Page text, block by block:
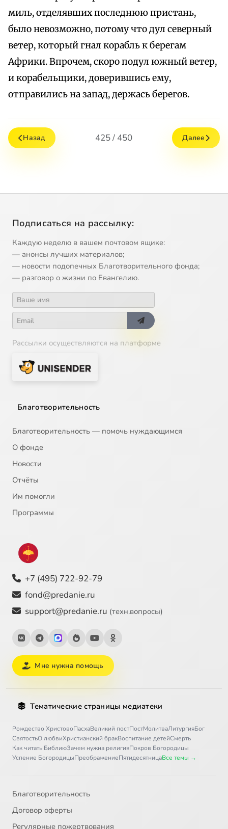
миль, отделявших последнюю пристань,
было невозможно, потому что дул северный
ветер, который гнал корабль к берегам
Африки. Впрочем, скоро подул южный ветер,
и корабельщики, доверившись ему,
отправились на запад, держась берегов.
Назад 425 / 450 Далее
Подписаться на рассылку:
Каждую неделю в вашем почтовом ящике:
— анонсы лучших материалов;
— новости подопечных Благотворительного фонда;
— разговор о жизни по Евангелию.
Рассылки осуществляются на платформе
Благотворительность
Благотворительность — помочь нуждающимся
О фонде
Новости
Отчёты
Им помогли
Программы
+7 (495) 722-92-79
fond@predanie.ru
support@predanie.ru (техн.вопросы)
Мне нужна помощь
Тематические страницы медиатеки
Рождество ХристовоПасхаВеликий постПостМолитваЛитургияБог
СвятостьО любвиХристианский бракВоспитание детейСмерть
Как читать БиблиюЗачем нужна религияПокров Богородицы
Успение БогородицыПреображениеПятидесятницаВсе темы →
Благотворительность
Договор оферты
Регулярные пожертвования